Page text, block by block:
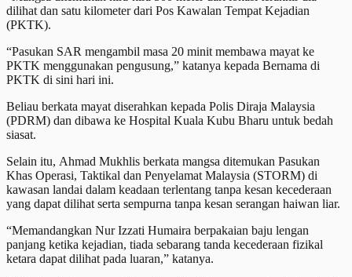
dilihat dan satu kilometer dari Pos Kawalan Tempat Kejadian
(PKTK).
“Pasukan SAR mengambil masa 20 minit membawa mayat ke
PKTK menggunakan pengusung,” katanya kepada Bernama di
PKTK di sini hari ini.
Beliau berkata mayat diserahkan kepada Polis Diraja Malaysia
(PDRM) dan dibawa ke Hospital Kuala Kubu Bharu untuk bedah
siasat.
Selain itu, Ahmad Mukhlis berkata mangsa ditemukan Pasukan
Khas Operasi, Taktikal dan Penyelamat Malaysia (STORM) di
kawasan landai dalam keadaan terlentang tanpa kesan kecederaan
yang dapat dilihat serta sempurna tanpa kesan serangan haiwan liar.
“Memandangkan Nur Izzati Humaira berpakaian baju lengan
panjang ketika kejadian, tiada sebarang tanda kecederaan fizikal
ketara dapat dilihat pada luaran,” katanya.